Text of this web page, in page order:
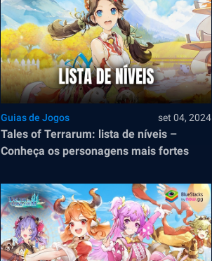
Guias de Jogos set 04, 2024
Tales of Terrarum: lista de níveis –
Conheça os personagens mais fortes